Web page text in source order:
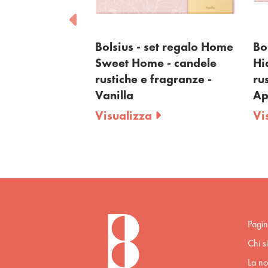
Bolsius - set regalo Home
Sweet Home - candele
rustiche e fragranze -
Vanilla
Visualizza
Chi
La